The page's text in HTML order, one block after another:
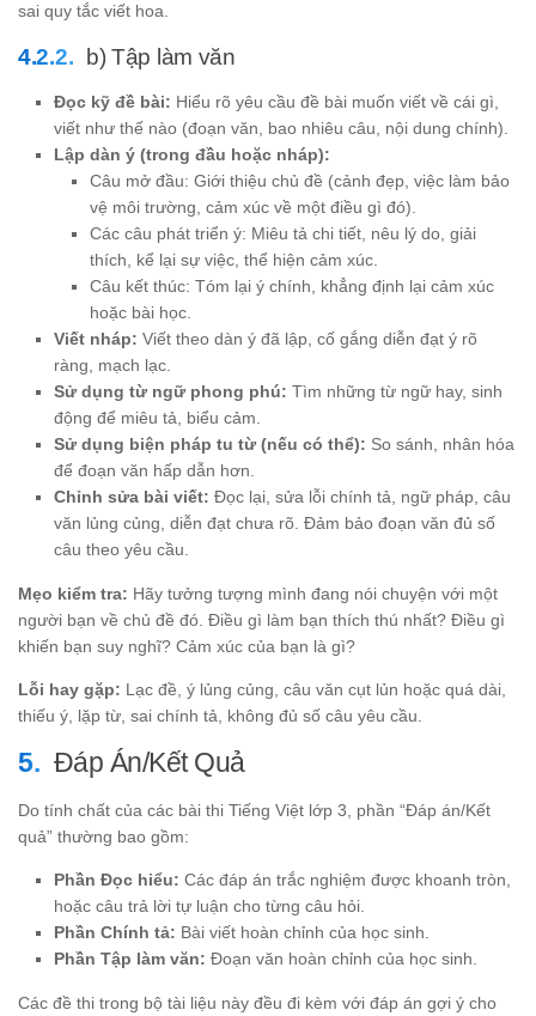
sai quy tắc viết hoa.
b) Tập làm văn
Đọc kỹ đề bài: Hiểu rõ yêu cầu đề bài muốn viết về cái gì,
viết như thế nào (đoạn văn, bao nhiêu câu, nội dung chính).
Lập dàn ý (trong đầu hoặc nháp):
Câu mở đầu: Giới thiệu chủ đề (cảnh đẹp, việc làm bảo
vệ môi trường, cảm xúc về một điều gì đó).
Các câu phát triển ý: Miêu tả chi tiết, nêu lý do, giải
thích, kể lại sự việc, thể hiện cảm xúc.
Câu kết thúc: Tóm lại ý chính, khẳng định lại cảm xúc
hoặc bài học.
Viết nháp: Viết theo dàn ý đã lập, cố gắng diễn đạt ý rõ
ràng, mạch lạc.
Sử dụng từ ngữ phong phú: Tìm những từ ngữ hay, sinh
động để miêu tả, biểu cảm.
Sử dụng biện pháp tu từ (nếu có thể): So sánh, nhân hóa
để đoạn văn hấp dẫn hơn.
Chỉnh sửa bài viết: Đọc lại, sửa lỗi chính tả, ngữ pháp, câu
văn lủng củng, diễn đạt chưa rõ. Đảm bảo đoạn văn đủ số
câu theo yêu cầu.
Mẹo kiểm tra: Hãy tưởng tượng mình đang nói chuyện với một
người bạn về chủ đề đó. Điều gì làm bạn thích thú nhất? Điều gì
khiến bạn suy nghĩ? Cảm xúc của bạn là gì?
Lỗi hay gặp: Lạc đề, ý lủng củng, câu văn cụt lủn hoặc quá dài,
thiếu ý, lặp từ, sai chính tả, không đủ số câu yêu cầu.
Đáp Án/Kết Quả
Do tính chất của các bài thi Tiếng Việt lớp 3, phần “Đáp án/Kết
quả” thường bao gồm:
Phần Đọc hiểu: Các đáp án trắc nghiệm được khoanh tròn,
hoặc câu trả lời tự luận cho từng câu hỏi.
Phần Chính tả: Bài viết hoàn chỉnh của học sinh.
Phần Tập làm văn: Đoạn văn hoàn chỉnh của học sinh.
Các đề thi trong bộ tài liệu này đều đi kèm với đáp án gợi ý cho